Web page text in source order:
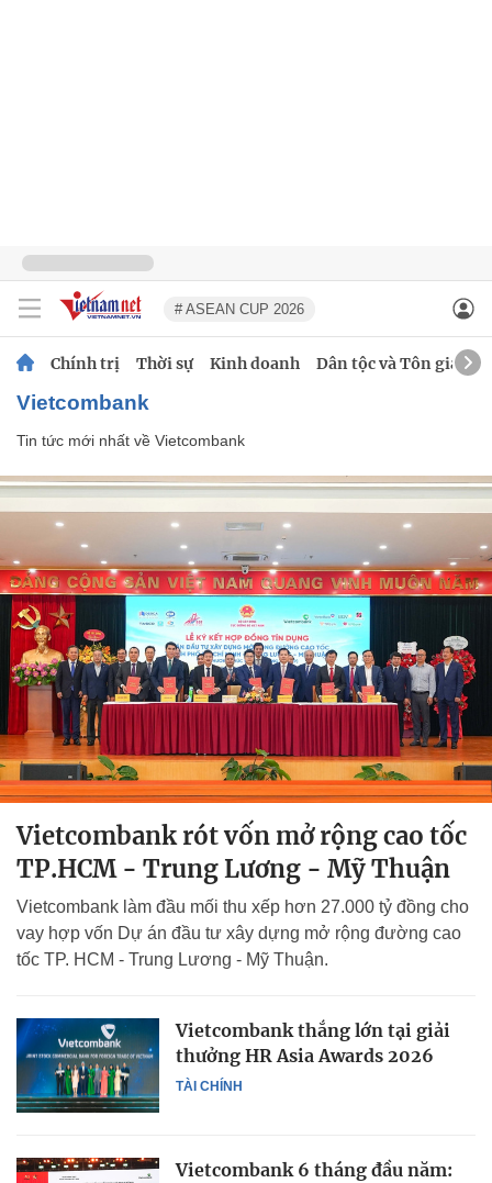
# ASEAN CUP 2026
Chính trị Thời sự Kinh doanh Dân tộc và Tôn giáo
Vietcombank
Tin tức mới nhất về Vietcombank
Vietcombank rót vốn mở rộng cao tốc
TP.HCM - Trung Lương - Mỹ Thuận
Vietcombank làm đầu mối thu xếp hơn 27.000 tỷ đồng cho
vay hợp vốn Dự án đầu tư xây dựng mở rộng đường cao
tốc TP. HCM - Trung Lương - Mỹ Thuận.
TÀI CHÍNH
Vietcombank thắng lớn tại giải
thưởng HR Asia Awards 2026
Vietcombank 6 tháng đầu năm: